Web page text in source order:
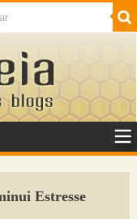
SaÃºde
Estresse